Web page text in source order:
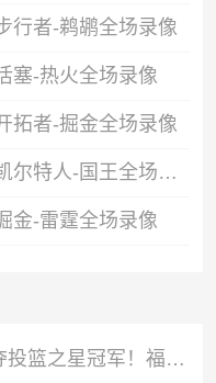
行者-鹈鹕全场录像
塞-热火全场录像
拓者-掘金全场录像
07月16日NBA夏季联赛凯尔特人-国王全场录像
金-雷霆全场录像
全明星：华盛顿神秘人夺投篮之星冠军！福德夺得三分大赛冠军！